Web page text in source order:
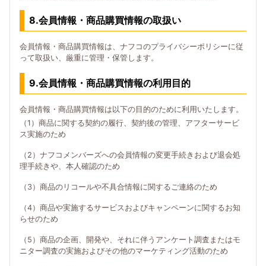
8.会員情報・商品購買情報の取扱い
会員情報・商品購買情報は、ナフコのプライバシーポリシーに従
って取扱い、厳重に管理・保管します。
9.会員情報・商品購買情報の利用目的
会員情報・商品購買情報は以下の目的のために利用いたします。
（1）商品に関する契約の履行、契約後の管理、アフターサービ
ス実施のため
（2）ナフコメンバーズへの会員情報の変更手続きおよび退会処
理手続きや、本人確認のため
（3）商品のリコールや不具合情報に関するご連絡のため
（4）商品や実施するサービスおよびキャンペーンに関するお知
らせのため
（5）商品の企画、開発や、それに伴うアンケート調査またはモ
ニター調査の実施およびその他のマーケティング活動のため